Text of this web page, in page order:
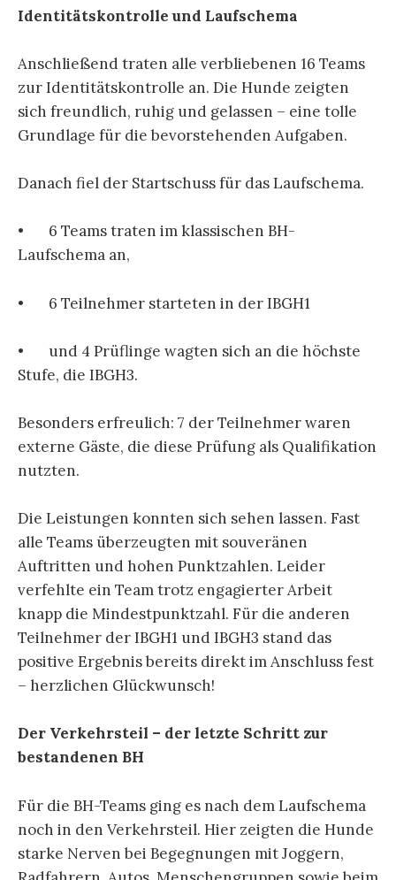
Identitätskontrolle und Laufschema
Anschließend traten alle verbliebenen 16 Teams
zur Identitätskontrolle an. Die Hunde zeigten
sich freundlich, ruhig und gelassen – eine tolle
Grundlage für die bevorstehenden Aufgaben.
Danach fiel der Startschuss für das Laufschema.
• 6 Teams traten im klassischen BH-
Laufschema an,
• 6 Teilnehmer starteten in der IBGH1
• und 4 Prüflinge wagten sich an die höchste
Stufe, die IBGH3.
Besonders erfreulich: 7 der Teilnehmer waren
externe Gäste, die diese Prüfung als Qualifikation
nutzten.
Die Leistungen konnten sich sehen lassen. Fast
alle Teams überzeugten mit souveränen
Auftritten und hohen Punktzahlen. Leider
verfehlte ein Team trotz engagierter Arbeit
knapp die Mindestpunktzahl. Für die anderen
Teilnehmer der IBGH1 und IBGH3 stand das
positive Ergebnis bereits direkt im Anschluss fest
– herzlichen Glückwunsch!
Der Verkehrsteil – der letzte Schritt zur
bestandenen BH
Für die BH-Teams ging es nach dem Laufschema
noch in den Verkehrsteil. Hier zeigten die Hunde
starke Nerven bei Begegnungen mit Joggern,